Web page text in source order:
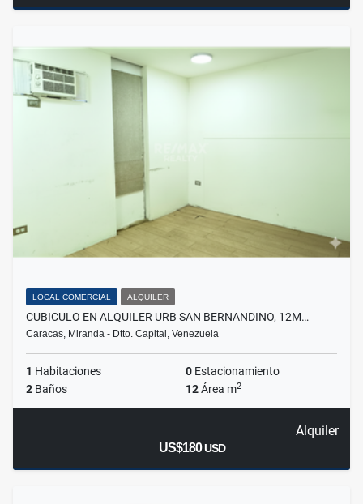
LOCAL COMERCIAL ALQUILER
CUBICULO EN ALQUILER URB SAN BERNANDINO, 12M…
Caracas, Miranda - Dtto. Capital, Venezuela
1 Habitaciones 0 Estacionamiento
2 Baños 12Área m2
Alquiler
US$180USD